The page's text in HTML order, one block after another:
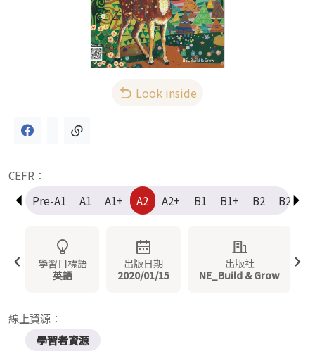
Look inside
CEFR：
Pre-A1
A1 A1+ A2 A2+ B1 B1+ B2 B2+
學習目標語
英語
出版日期
2020/01/15
出版社
NE_Build & Grow
線上資源：
學習者資源